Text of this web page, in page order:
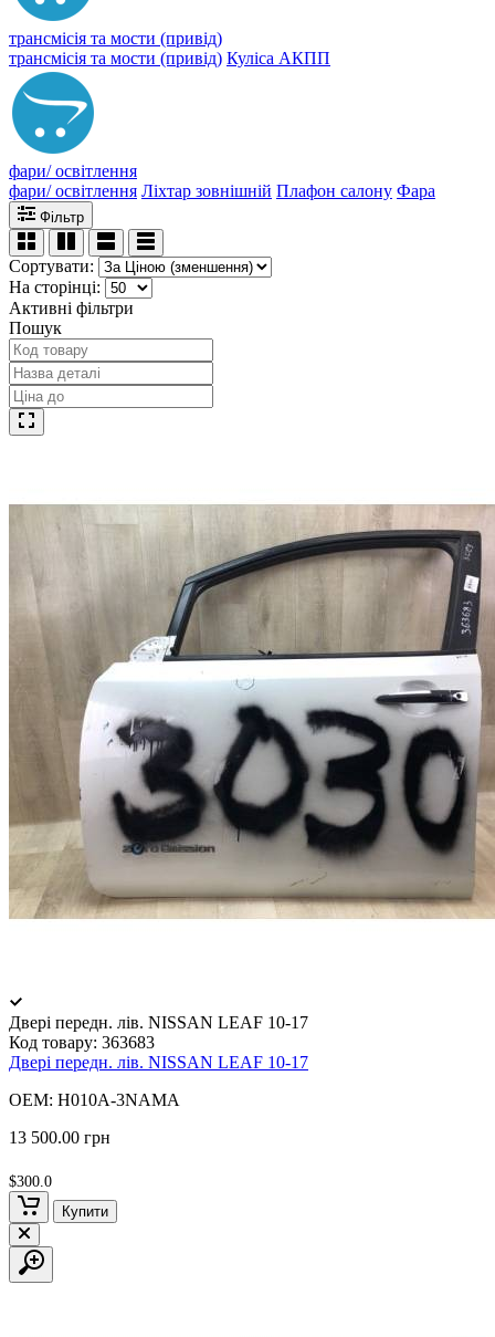
трансмісія та мости (привід)
трансмісія та мости (привід) Куліса АКПП
фари/ освітлення
фари/ освітлення Ліхтар зовнішній Плафон салону Фара
Фільтр
Сортувати:
На сторінці:
Активні фільтри
Пошук
Двері передн. лів. NISSAN LEAF 10-17
Код товару: 363683
Двері передн. лів. NISSAN LEAF 10-17
OEM: H010A-3NAMA
13 500.00 грн
$300.0
Купити